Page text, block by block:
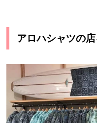
アロハシャツの